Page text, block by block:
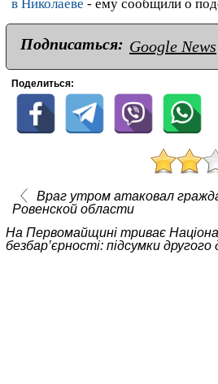
в Николаеве - ему сообщили о
Подписаться: Google News
Поделиться:
Враг утром атаковал
Ровенской области
На Первомайщині триває
безбар’єрності: підсумки другого